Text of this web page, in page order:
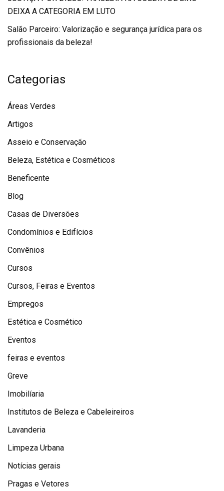
DEIXA A CATEGORIA EM LUTO
Salão Parceiro: Valorização e segurança jurídica para os
profissionais da beleza!
Categorias
Áreas Verdes
Artigos
Asseio e Conservação
Beleza, Estética e Cosméticos
Beneficente
Blog
Casas de Diversões
Condomínios e Edifícios
Convênios
Cursos
Cursos, Feiras e Eventos
Empregos
Estética e Cosmético
Eventos
feiras e eventos
Greve
Imobilíaria
Institutos de Beleza e Cabeleireiros
Lavanderia
Limpeza Urbana
Notícias gerais
Pragas e Vetores